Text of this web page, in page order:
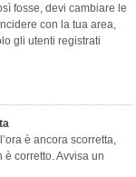
fosse, devi cambiare le
con la tua area,
gli utenti registrati
è ancora scorretta,
è corretto. Avvisa un